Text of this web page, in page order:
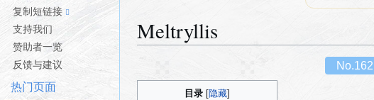
Meltryllis
转
转
No.162
目录
复制短链接
支持我们
赞助者一览
反馈与建议
热门页面